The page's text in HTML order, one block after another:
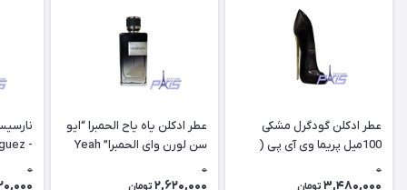
عطر ادکلن گودگرل مشکی
100میل پریما وی آی پی (
0
3,480,000 تومان
عطر ادکلن یاه یاح الحمبرا “ایو
سن لورن وای الحمبرا” Yeah
0
2,620,000 تومان
-
0